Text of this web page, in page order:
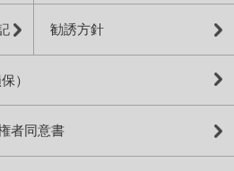
勧誘方針
）
者同意書